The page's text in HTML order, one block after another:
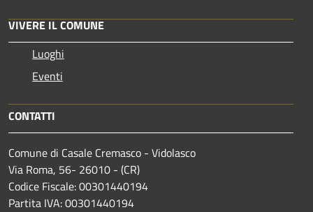
VIVERE IL COMUNE
Luoghi
Eventi
CONTATTI
Comune di Casale Cremasco - Vidolasco
Via Roma, 56- 26010 - (CR)
Codice Fiscale: 00301440194
Partita IVA: 00301440194